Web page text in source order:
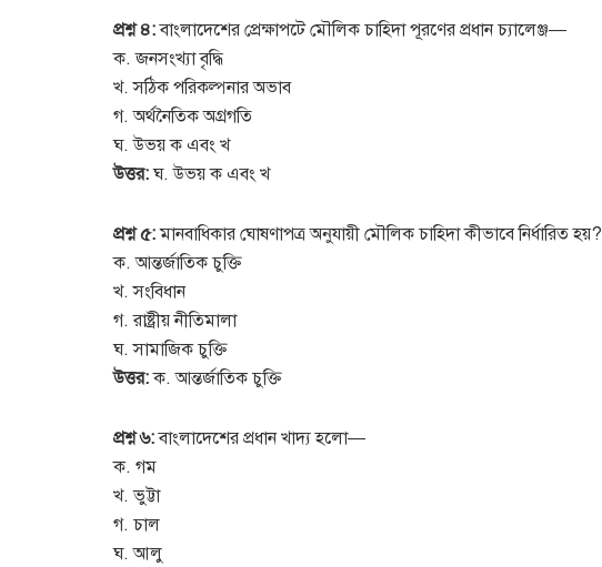
প্রশ্ন ৪:বাংলাদেশের প্রেক্ষাপটে মৌলিক চাহিদা পূরণের প্রধান চ্যালেঞ্জ—
ক. জনসংখ্যা বৃদ্ধি
খ. সঠিক পরিকল্পনার অভাব
গ. অর্থনৈতিক অগ্রগতি
ঘ. উভয় ক এবং খ
উত্তর:ঘ. উভয় ক এবং খ
প্রশ্ন ৫:মানবাধিকার ঘোষণাপত্র অনুযায়ী মৌলিক চাহিদা কীভাবে নির্ধারিত হয়?
ক. আন্তর্জাতিক চুক্তি
খ. সংবিধান
গ. রাষ্ট্রীয় নীতিমালা
ঘ. সামাজিক চুক্তি
উত্তর:ক. আন্তর্জাতিক চুক্তি
প্রশ্ন ৬:বাংলাদেশের প্রধান খাদ্য হলো—
ক. গম
খ. ভুট্টা
গ. চাল
ঘ. আলু